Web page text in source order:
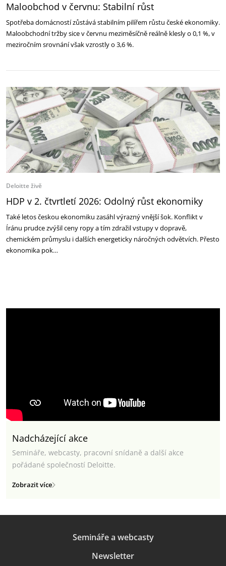
Maloobchod v červnu: Stabilní růst
Spotřeba domácností zůstává stabilním pilířem růstu české ekonomiky.
Maloobchodní tržby sice v červnu meziměsíčně reálně klesly o 0,1 %, v
meziročním srovnání však vzrostly o 3,6 %.
Deloitte živě
HDP v 2. čtvrtletí 2026: Odolný růst ekonomiky
Také letos českou ekonomiku zasáhl výrazný vnější šok. Konflikt v
Íránu prudce zvýšil ceny ropy a tím zdražil vstupy v dopravě,
chemickém průmyslu i dalších energeticky náročných odvětvích. Přesto
ekonomika pok…
Nadcházející akce
Semináře, webcasty, pracovní snídaně a další akce
pořádané společností Deloitte.
Zobrazit více
Semináře a webcasty
Newsletter